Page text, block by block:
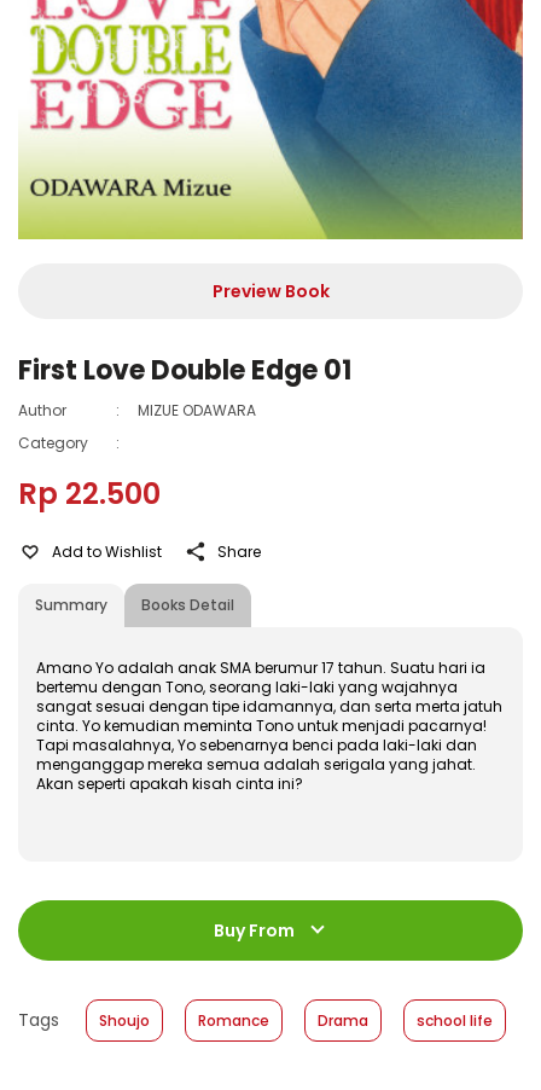
Preview Book
First Love Double Edge 01
Author :
MIZUE ODAWARA
Category
:
Rp 22.500
Summary Books Detail
Add to Wishlist Share
Amano Yo adalah anak SMA berumur 17 tahun. Suatu hari ia
bertemu dengan Tono, seorang laki-laki yang wajahnya
sangat sesuai dengan tipe idamannya, dan serta merta jatuh
cinta. Yo kemudian meminta Tono untuk menjadi pacarnya!
Tapi masalahnya, Yo sebenarnya benci pada laki-laki dan
menganggap mereka semua adalah serigala yang jahat.
Akan seperti apakah kisah cinta ini?
ISBN :
978-602-428-676-7
184 halaman
Size
:
11,4 x 17,2
Format
: Hardcover
Buy From
Tags Shoujo Romance Drama school life